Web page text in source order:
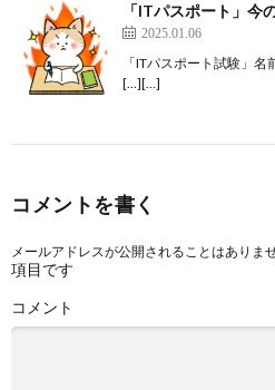
「ITパスポート」今
2025.01.06
「ITパスポート試験」
[…][…]
コメントを書く
メールアドレスが公開されることはありませ
項目です
コメント